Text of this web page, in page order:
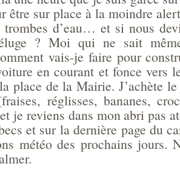
être sur place à la moindre
d’eau… et si nous
? Moi qui ne sait
vais-je faire pour
en courant et fonce vers
place de la Mairie. J’achète
réglisses, bananes,
je reviens dans mon abri pas
et sur la dernière page du
météo des prochains jours.